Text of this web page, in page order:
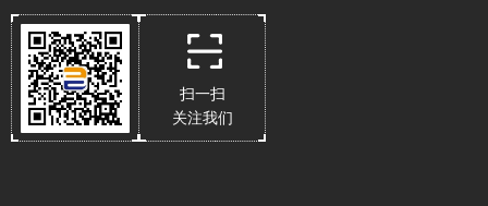
扫一扫
关注我们